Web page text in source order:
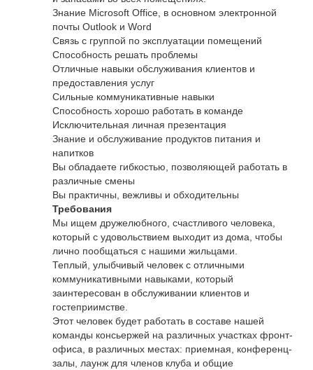
Знание Microsoft Office, в основном электронной
почты Outlook и Word
Связь с группой по эксплуатации помещений
Способность решать проблемы
Отличные навыки обслуживания клиентов и
предоставления услуг
Сильные коммуникативные навыки
Способность хорошо работать в команде
Исключительная личная презентация
Знание и обслуживание продуктов питания и
напитков
Вы обладаете гибкостью, позволяющей работать в
различные смены
Вы практичны, вежливы и обходительны
Требования
Мы ищем дружелюбного, счастливого человека,
который с удовольствием выходит из дома, чтобы
лично пообщаться с нашими жильцами.
Теплый, улыбчивый человек с отличными
коммуникативными навыками, который
заинтересован в обслуживании клиентов и
гостеприимстве.
Этот человек будет работать в составе нашей
команды консьержей на различных участках фронт-
офиса, в различных местах: приемная, конференц-
залы, лаунж для членов клуба и общие